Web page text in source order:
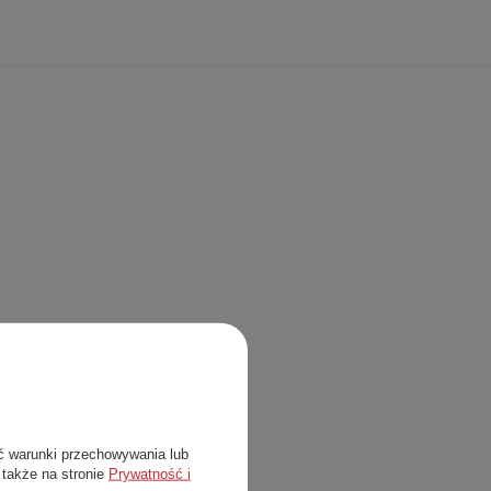
warunki przechowywania lub
na stronie Prywatność i